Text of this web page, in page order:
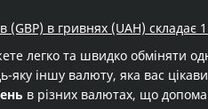
(GBP) в гривнях (UAH) складає
легко та швидко обміняти
яку іншу валюту, яка вас
в різних валютах, що